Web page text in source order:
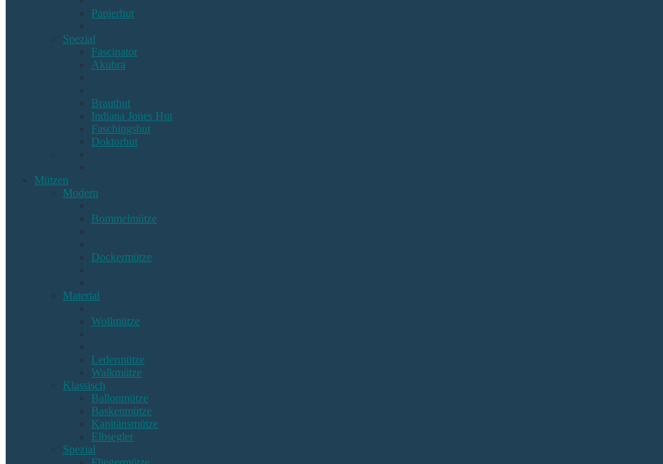
Papierhut
Spezial
Fascinator
Akubra
Brauthut
Indiana Jones Hut
Faschingshut
Doktorhut
Mützen
Modern
Bommelmütze
Dockermütze
Material
Wollmütze
Ledermütze
Walkmütze
Klassisch
Ballonmütze
Baskenmütze
Kapitänsmütze
Elbsegler
Spezial